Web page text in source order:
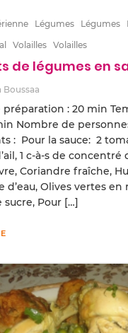
Légumes Légumes
Volailles Volailles
de légumes en
Boussaa
préparation : 20 min
Nombre de
: Pour la sauce: 2
1 c-à-s de concentré
Coriandre fraîche,
d’eau, Olives vertes en
sucre, Pour […]